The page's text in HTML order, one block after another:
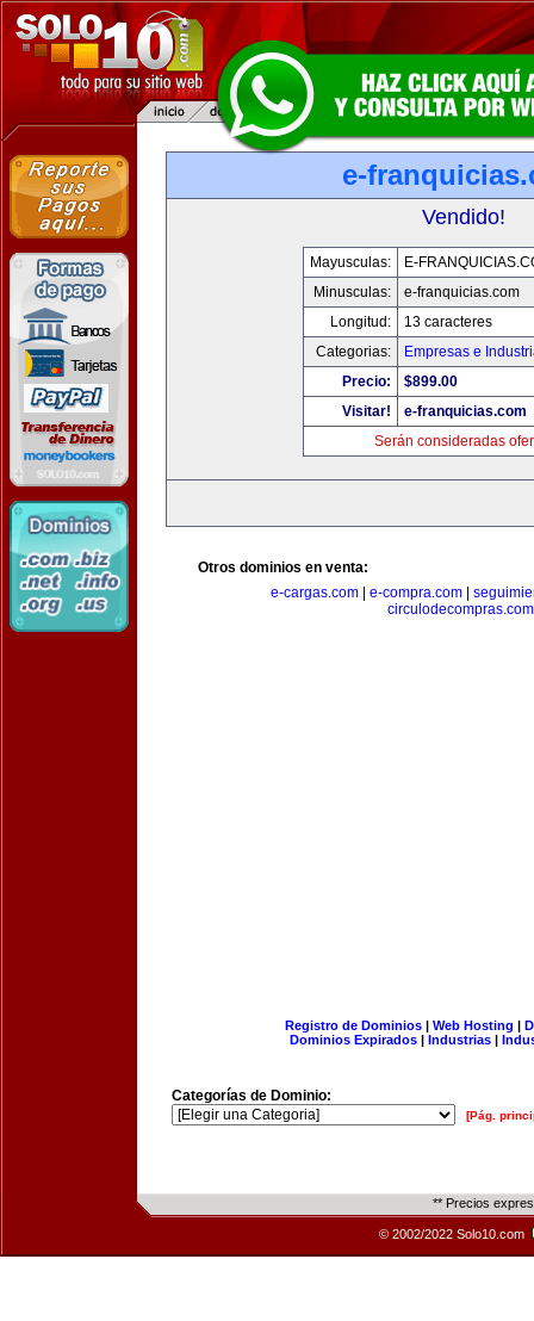
e-
Vendido!
Mayusculas:
E-
Minusculas:
e-franquicias.com
Longitud:
13 caracteres
Categorias:
Empresas e
Precio:
$899.00
Visitar!
e-franquicias.com
Serán consideradas
Otros dominios en venta:
e-cargas.com| e-compra.com|
circulodecompras.com
Registro de Dominios| Web Hosting |
Dominios Expirados | Industrias |
Categorías de Dominio:
[Pág.
** Precios
© 2002/2022 Solo10.com